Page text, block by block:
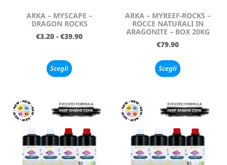
ARKA – MYSCAPE –
DRAGON ROCKS
€3.20 - €39.90
Scegli
ARKA – MYREEF-ROCKS –
ROCCE NATURALI IN
ARAGONITE – BOX 20KG
€79.90
Scegli